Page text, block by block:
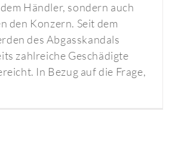
Händler, sondern auch
den Konzern. Seit dem
des Abgasskandals
zahlreiche Geschädigte
In Bezug auf die Frage,